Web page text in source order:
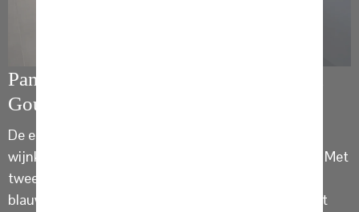
Pando wijnklimaatkast in woonkeuken
Goudriaan
De energiezuinige en moderne onderbouw
wijnklimaatkast van
is een echte blikvanger. Met
twee klimaatzones en ruimte voor 53 flessen. De
blauwe led verlichting in deze wijnklimaatkast zorgt